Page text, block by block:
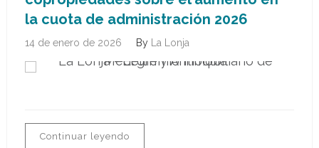
la cuota de administración 2026
14 de enero de 2026 By La Lonja
Continuar leyendo